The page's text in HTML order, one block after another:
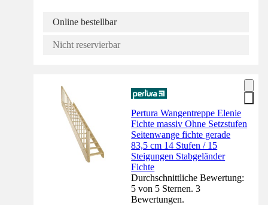
Online bestellbar
Nicht reservierbar
Pertura Wangentreppe Elenie
Fichte massiv Ohne Setzstufen
Seitenwange fichte gerade
83,5 cm 14 Stufen / 15
Steigungen Stabgeländer
Fichte
Durchschnittliche Bewertung:
5 von 5 Sternen. 3
Bewertungen.